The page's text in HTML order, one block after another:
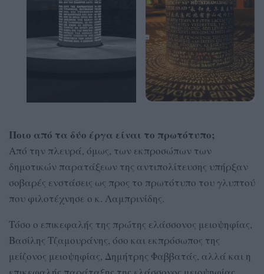
Ποιο από τα δύο έργα είναι το πρωτότυπο;
Από την πλευρά, όμως, των εκπροσώπων των
δημοτικών παρατάξεων της αντιπολίτευσης υπήρξαν
σοβαρές ενστάσεις ως προς το πρωτότυπο του γλυπτού
που φιλοτέχνησε ο κ. Λαμπρινίδης.
Τόσο ο επικεφαλής της πρώτης ελάσσονος μειοψηφίας,
Βασίλης Τζαμουράνης, όσο και εκπρόσωπος της
μείζονος μειοψηφίας, Δημήτρης Φαββατάς, αλλά και η